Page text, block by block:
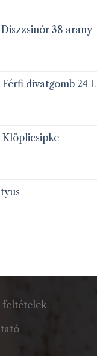
38 arany
Férfi divatgomb 24 L
Klöplicsipke
feltételek